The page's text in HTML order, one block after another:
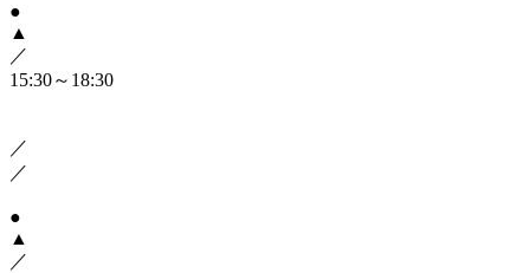
●
▲
／
15:30～18:30
／
／
●
▲
／